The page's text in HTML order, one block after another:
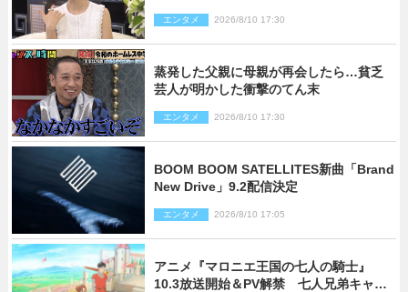
エンタメ 2026/8/10 17:30
蒸発した父親に母親が再会したら…貧乏
芸人が明かした衝撃のてん末
エンタメ 2026/8/10 17:30
BOOM BOOM SATELLITES新曲「Brand
New Drive」9.2配信決定
エンタメ 2026/8/10 17:05
アニメ『マロニエ王国の七人の騎士』
10.3放送開始＆PV解禁 七人兄弟キャス